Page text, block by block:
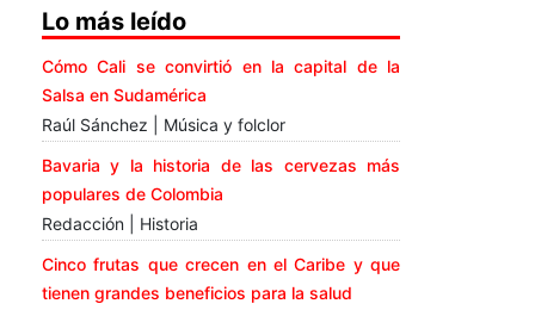
Lo más leído
Cómo Cali se convirtió en la capital de la
Salsa en Sudamérica
Raúl Sánchez | Música y folclor
Bavaria y la historia de las cervezas más
populares de Colombia
Redacción | Historia
Cinco frutas que crecen en el Caribe y que
tienen grandes beneficios para la salud